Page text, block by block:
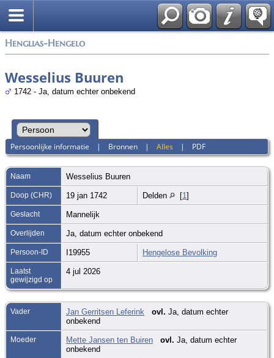
Henglias-Hengelo
Wesselius Buuren
1742 - Ja, datum echter onbekend
Persoonlijke informatie | Bronnen |Alles | PDF
Naam Wesselius Buuren
Doop (CHR) 19 jan 1742 Delden [1]
Geslacht Mannelijk
Overlijden Ja, datum echter onbekend
Persoon-ID I19955 Hengelose Bevolking
Laatst
gewijzigd op
4 jul 2026
Vader Jan Gerritsen Leferink ovl. Ja, datum echter
onbekend
Moeder Mette Jansen ten Buiren ovl. Ja, datum echter
onbekend